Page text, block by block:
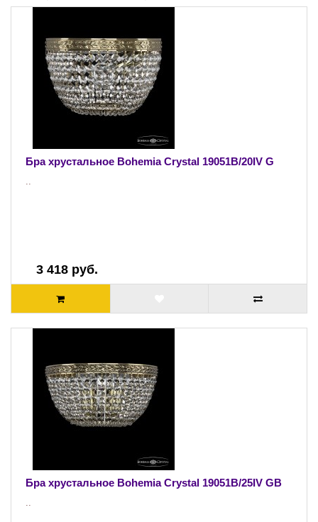
Бра хрустальное Bohemia Crystal 19051B/20IV G
..
3 418 руб.
Бра хрустальное Bohemia Crystal 19051B/25IV GB
..